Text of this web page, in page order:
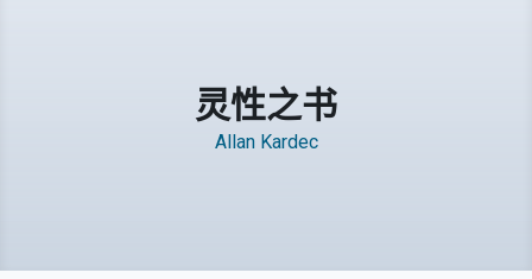
灵性之书
Allan Kardec